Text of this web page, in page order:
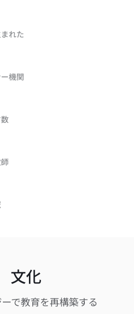
れた
機関
文化
で教育を再構築する